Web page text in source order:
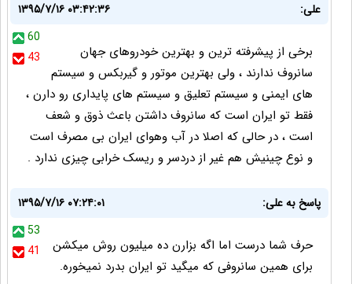
علی:
۱۳۹۵/۷/۱۶ ۰۳:۴۲:۳۶
60
43
برخی از پیشرفته ترین و بهترین خودروهای جهان
سانروف ندارند ، ولی بهترین موتور و گیربکس و سیستم
های ایمنی و سیستم تعلیق و سیستم های پایداری رو دارن ،
فقط تو ایران است که سانروف داشتن باعث ذوق و شعف
است ، در حالی که اصلا در آب وهوای ایران بی مصرف است
و نوع چینیش هم غیر از دردسر و ریسک خرابی چیزی ندارد .
پاسخ به علی:
۱۳۹۵/۷/۱۶ ۰۷:۲۴:۰۱
53
41
حرف شما درست اما اگه بزارن ده میلیون روش میکشن
برای همین سانروفی که میگید تو ایران بدرد نمیخوره.